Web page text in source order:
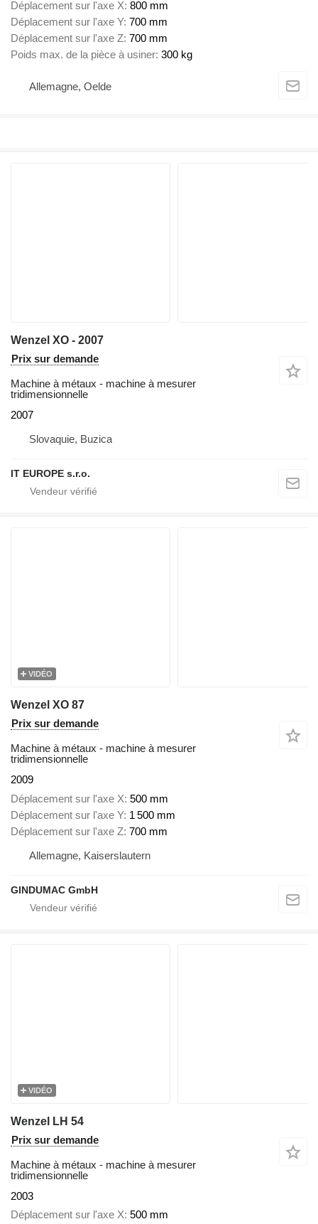
Déplacement sur l'axe X 800 mm
Déplacement sur l'axe Y 700 mm
Déplacement sur l'axe Z 700 mm
Poids max. de la pièce à usiner 300 kg
Allemagne, Oelde
Wenzel XO - 2007
Prix sur demande
Machine à métaux - machine à mesurer
tridimensionnelle
2007
Slovaquie, Buzica
IT EUROPE s.r.o.
VIDÉO
Wenzel XO 87
Prix sur demande
Machine à métaux - machine à mesurer
tridimensionnelle
2009
Déplacement sur l'axe X 500 mm
Déplacement sur l'axe Y 1 500 mm
Déplacement sur l'axe Z 700 mm
Allemagne, Kaiserslautern
GINDUMAC GmbH
VIDÉO
Wenzel LH 54
Prix sur demande
Machine à métaux - machine à mesurer
tridimensionnelle
2003
Déplacement sur l'axe X 500 mm